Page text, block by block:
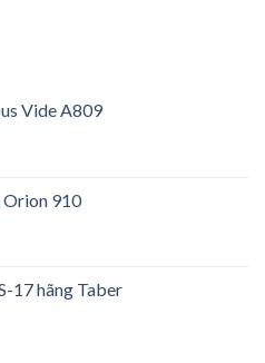
Vide A809
Orion 910
17 hãng Taber